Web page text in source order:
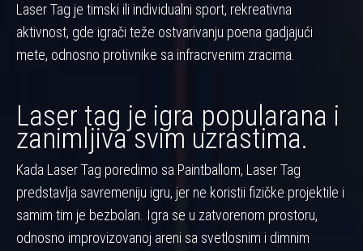
Laser Tag je timski ili individualni sport, rekreativna
aktivnost, gde igrači teže ostvarivanju poena gadjajući
mete, odnosno protivnike sa infracrvenim zracima.
Laser tag je igra popularana i
zanimljiva svim uzrastima.
Kada Laser Tag poredimo sa Paintballom, Laser Tag
predstavlja savremeniju igru, jer ne koristii fizičke projektile i
samim tim je bezbolan. Igra se u zatvorenom prostoru,
odnosno improvizovanoj areni sa svetlosnim i dimnim